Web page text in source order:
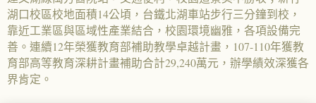
湖口校區校地面積14公頃，台鐵北湖車站步行三分鐘到校，
靠近工業區與區域性產業結合，校園環境幽雅，各項設備完
善。連續12年榮獲教育部補助教學卓越計畫，107-110年獲教
育部高等教育深耕計畫補助合計29,240萬元，辦學績效深獲各
界肯定。